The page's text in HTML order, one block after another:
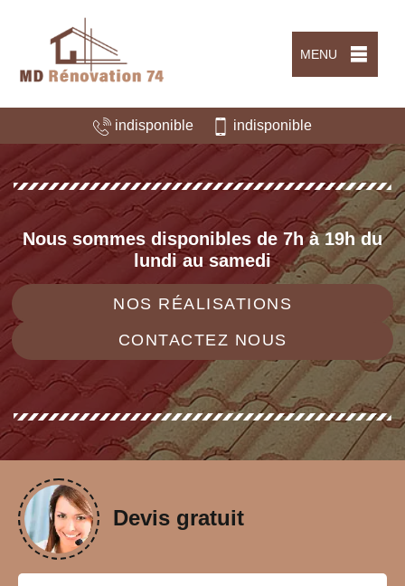
MENU
indisponible indisponible
Nous sommes disponibles de 7h à 19h du
lundi au samedi
NOS RÉALISATIONS
CONTACTEZ NOUS
Devis gratuit